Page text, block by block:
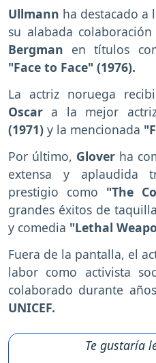
Ullmann ha destacado a
su alabada
Bergman en títulos
"Face to Face" (1976).
La actriz noruega
Oscara la mejor
(1971) y la mencionada
Por último, Glover ha
extensa y aplaudida
prestigio como "The
grandes éxitos de
y comedia "Lethal
Fuera de la pantalla, el
labor como activista
colaborado durante
UNICEF.
Te gustaría